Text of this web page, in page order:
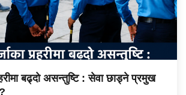
बढ्दो असन्तुष्टि : सेवा छाड्ने प्रमुख